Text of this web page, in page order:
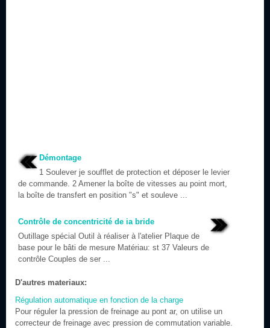
Démontage
1 Soulever je soufflet de protection et déposer le levier
de commande. 2 Amener la boîte de vitesses au point mort,
la boîte de transfert en position "s" et souleve ...
Contrôle de concentricité de ia bride
Outillage spécial Outil à réaliser à l'atelier Plaque de
base pour le bâti de mesure Matériau: st 37 Valeurs de
contrôle Couples de ser ...
D'autres materiaux:
Régulation automatique en fonction de la charge
Pour réguler la pression de freinage au pont ar, on utilise un
correcteur de freinage avec pression de commutation variable.